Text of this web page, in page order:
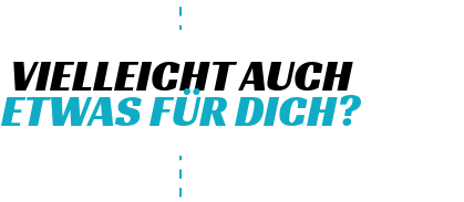
VIELLEICHT AUCH
ETWAS FÜR DICH?